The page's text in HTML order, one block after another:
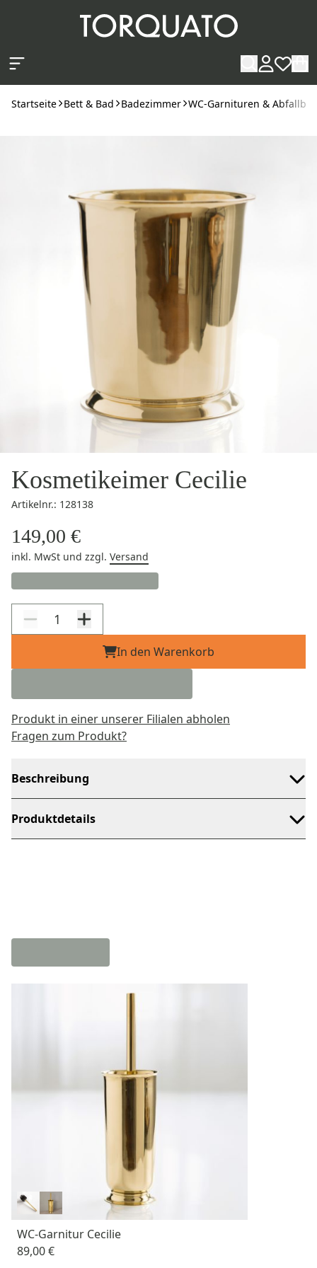
Startseite Bett & Bad Badezimmer WC-Garnituren &
Kosmetikeimer Cecilie
Artikelnr.: 128138
149,00 €
inkl. MwSt und zzgl. Versand
In den Warenkorb
Produkt in einer unserer Filialen abholen
Fragen zum Produkt?
Beschreibung
Produktdetails
WC-Garnitur Cecilie
89,00 €